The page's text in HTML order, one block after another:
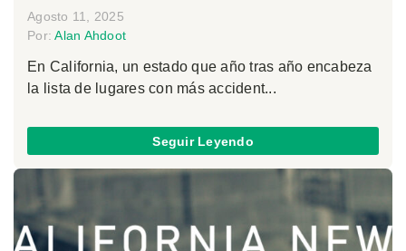
Agosto 11, 2025
Por:Alan Ahdoot
En California, un estado que año tras año encabeza
la lista de lugares con más accident...
Seguir Leyendo